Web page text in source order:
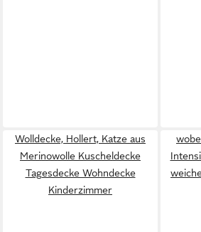
Wolldecke, Hollert, Katze aus
Merinowolle Kuscheldecke
Tagesdecke Wohndecke
Kinderzimmer